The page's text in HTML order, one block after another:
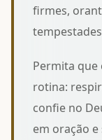
firmes,
Permita que
rotina:
confie no
em oração